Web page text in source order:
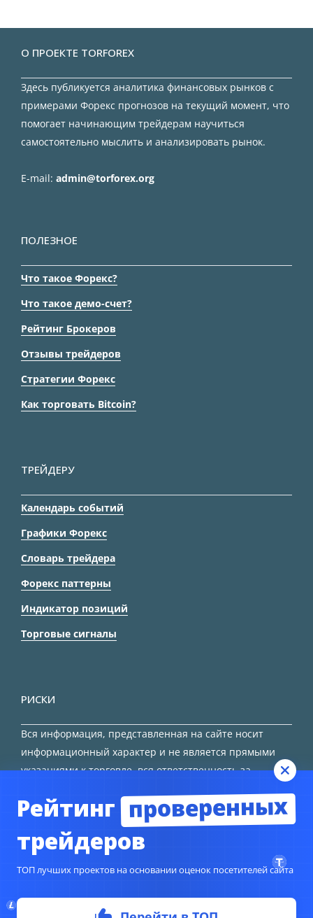
О ПРОЕКТЕ TORFOREX
Здесь публикуется аналитика финансовых рынков с
примерами Форекс прогнозов на текущий момент, что
помогает начинающим трейдерам научиться
самостоятельно мыслить и анализировать рынок.
E-mail: admin@torforex.org
ПОЛЕЗНОЕ
Что такое Форекс?
Что такое демо-счет?
Рейтинг Брокеров
Отзывы трейдеров
Стратегии Форекс
Как торговать Bitcoin?
ТРЕЙДЕРУ
Календарь событий
Графики Форекс
Словарь трейдера
Форекс паттерны
Индикатор позиций
Торговые сигналы
РИСКИ
Вся информация, представленная на сайте носит
информационный характер и не является прямыми
указаниями к торговле, вся ответственность за
© Copyright 2024TORFOREX.COM
Рейтинг проверенных
трейдеров
ТОП лучших проектов на основании оценок посетителей сайта